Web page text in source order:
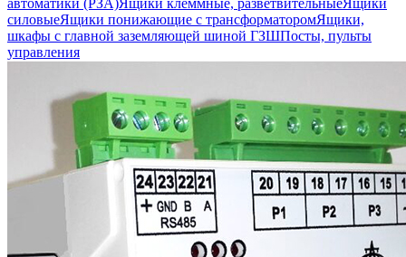
автоматики (РЗА)Ящики клеммные, разветвительныеЯщики
силовыеЯщики понижающие с трансформаторомЯщики,
шкафы с главной заземляющей шиной ГЗШПосты, пульты
управления